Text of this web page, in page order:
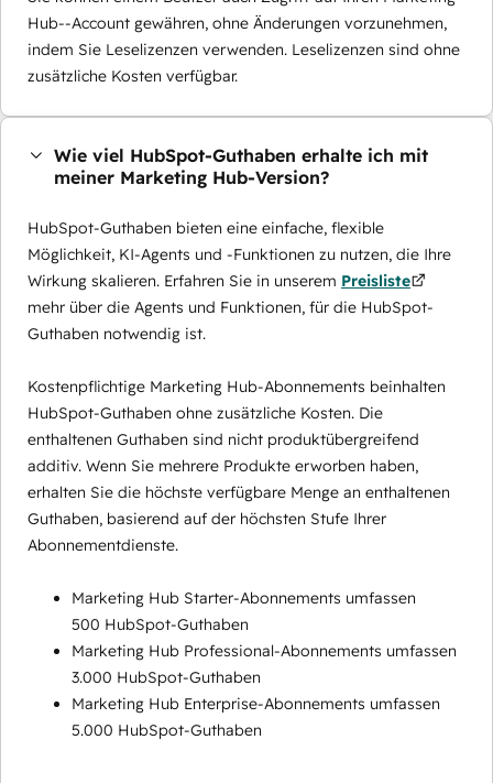
Hub--Account gewähren, ohne Änderungen vorzunehmen,
indem Sie Leselizenzen verwenden. Leselizenzen sind ohne
zusätzliche Kosten verfügbar.
Wie viel HubSpot-Guthaben erhalte ich mit
meiner Marketing Hub-Version?
HubSpot-Guthaben bieten eine einfache, flexible
Möglichkeit, KI-Agents und -Funktionen zu nutzen, die Ihre
Wirkung skalieren. Erfahren Sie in unserem Preisliste
mehr über die Agents und Funktionen, für die HubSpot-
Guthaben notwendig ist.
Kostenpflichtige Marketing Hub-Abonnements beinhalten
HubSpot-Guthaben ohne zusätzliche Kosten. Die
enthaltenen Guthaben sind nicht produktübergreifend
additiv. Wenn Sie mehrere Produkte erworben haben,
erhalten Sie die höchste verfügbare Menge an enthaltenen
Guthaben, basierend auf der höchsten Stufe Ihrer
Abonnementdienste.
Marketing Hub Starter-Abonnements umfassen
500 HubSpot-Guthaben
Marketing Hub Professional-Abonnements umfassen
3.000 HubSpot-Guthaben
Marketing Hub Enterprise-Abonnements umfassen
5.000 HubSpot-Guthaben